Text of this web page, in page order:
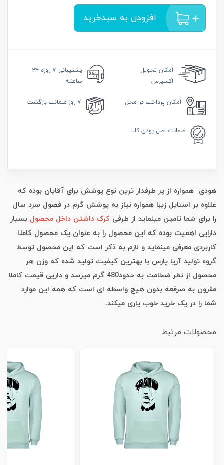
افزودن به سبدخرید
امکان تحویل
اکسپرس
پشتیبانی
۷ روزه ۲۴
ساعته
امکان پرداخت در محل ۷ روز ضمانت بازگشت
ضمانت اصل بودن کالا
هودی همواره از پر طرفدار ترین نوع پوشش برای آقایان بوده که
علاوه بر استایل زیبا همواره نیاز به پوشش گرم در فصول سرد سال
را برای شما تامین مینماید از طرفی کرک داشتن داخل محصول بسیار
دارایی اهمیت بوده که این محصول را به عنوان یک محصول کاملا
کاربردی معرفی مینماید و لازم به ذکر است که این محصول توسط
گروه تولید آریا پارس با بهترین کیفیت تولید شده که وزن هر
محصول از نظر ضخامت به حدود480 گرم میرسد و داریی قیمت کاملا
مقرون به صرفعه بدون هیچ واسطه ای است که همه این موارد
شما را در یک خرید خوب یاری میکند.
محصولات مرتبط